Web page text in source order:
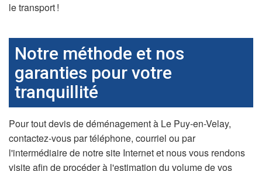
le transport !
Notre méthode et nos
garanties pour votre
tranquillité
Pour tout devis de déménagement à Le Puy-en-Velay,
contactez-vous par téléphone, courriel ou par
l'intermédiaire de notre site Internet et nous vous rendons
visite afin de procéder à l'estimation du volume de vos